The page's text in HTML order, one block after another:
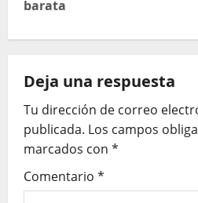
c
i
ó
n
barata
Deja una respuesta
Tu dirección de correo
publicada. Los campos
marcados con *
Comentario *